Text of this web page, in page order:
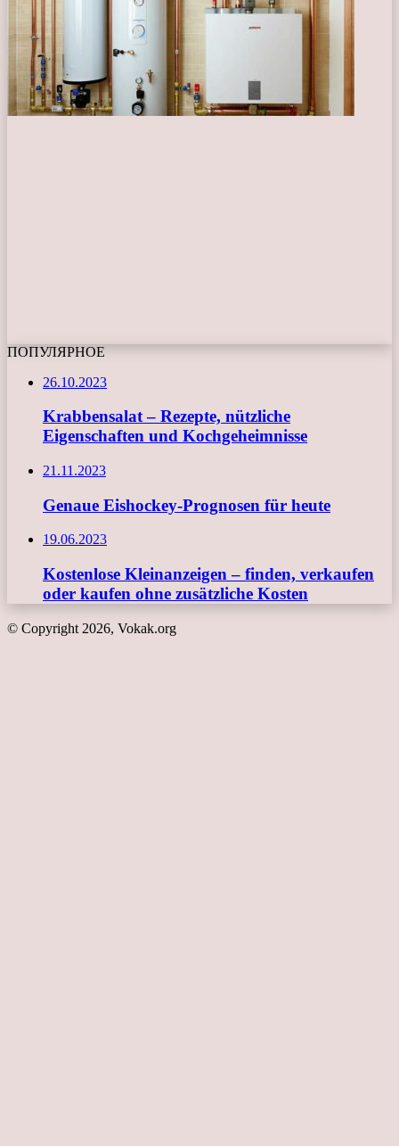
ПОПУЛЯРНОЕ
26.10.2023
Krabbensalat – Rezepte, nützliche
Eigenschaften und Kochgeheimnisse
21.11.2023
Genaue Eishockey-Prognosen für heute
19.06.2023
Kostenlose Kleinanzeigen – finden, verkaufen
oder kaufen ohne zusätzliche Kosten
© Copyright 2026, Vokak.org